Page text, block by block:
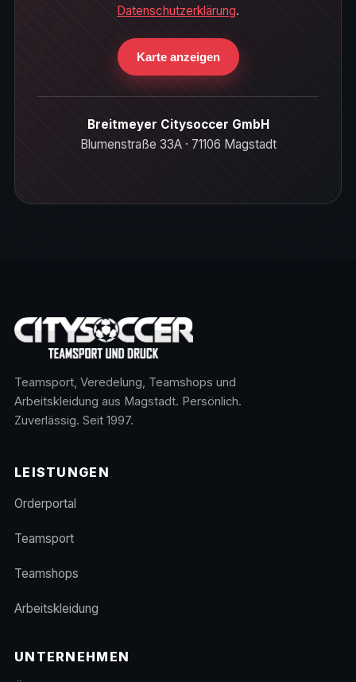
Datenschutzerklärung.
Karte anzeigen
Breitmeyer Citysoccer GmbH
Blumenstraße 33A · 71106 Magstadt
Teamsport, Veredelung, Teamshops und
Arbeitskleidung aus Magstadt. Persönlich.
Zuverlässig. Seit 1997.
LEISTUNGEN
Orderportal
Teamsport
Teamshops
Arbeitskleidung
UNTERNEHMEN